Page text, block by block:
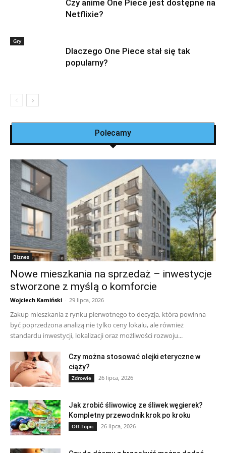
Czy anime One Piece jest dostępne na
Netflixie?
Gry
Dlaczego One Piece stał się tak
popularny?
Polecamy
Biznes
Nowe mieszkania na sprzedaż – inwestycje
stworzone z myślą o komforcie
Wojciech Kamiński - 29 lipca, 2026
Zakup mieszkania z rynku pierwotnego to decyzja, która powinna
być poprzedzona analizą nie tylko ceny lokalu, ale również
standardu inwestycji, lokalizacji oraz możliwości rozwoju...
Czy można stosować olejki eteryczne w
ciąży?
Zdrowie 26 lipca, 2026
Jak zrobić śliwowicę ze śliwek węgierek?
Kompletny przewodnik krok po kroku
Off-Topic 26 lipca, 2026